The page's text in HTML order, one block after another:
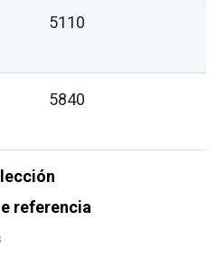
5110
5840
referencia